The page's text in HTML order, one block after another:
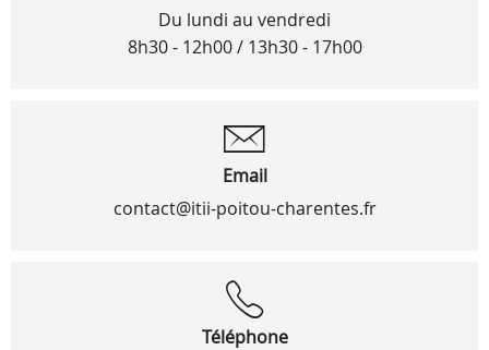
Du lundi au vendredi
8h30 - 12h00 / 13h30 - 17h00
Email
contact@itii-poitou-charentes.fr
Téléphone